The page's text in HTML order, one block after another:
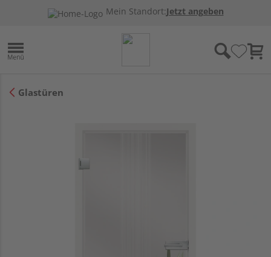
Mein Standort:Jetzt angeben
Glastüren